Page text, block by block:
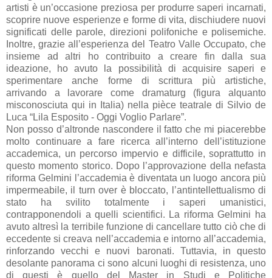
artisti è un’occasione preziosa per produrre saperi incarnati,
scoprire nuove esperienze e forme di vita, dischiudere nuovi
significati delle parole, direzioni polifoniche e polisemiche.
Inoltre, grazie all’esperienza del Teatro Valle Occupato, che
insieme ad altri ho contribuito a creare fin dalla sua
ideazione, ho avuto la possibilità di acquisire saperi e
sperimentare anche forme di scrittura più artistiche,
arrivando a lavorare come dramaturg (figura alquanto
misconosciuta qui in Italia) nella pièce teatrale di Silvio de
Luca “Lila Esposito - Oggi Voglio Parlare”.
Non posso d’altronde nascondere il fatto che mi piacerebbe
molto continuare a fare ricerca all’interno dell’istituzione
accademica, un percorso impervio e difficile, soprattutto in
questo momento storico. Dopo l’approvazione della nefasta
riforma Gelmini l’accademia è diventata un luogo ancora più
impermeabile, il turn over è bloccato, l’antintellettualismo di
stato ha svilito totalmente i saperi umanistici,
contrapponendoli a quelli scientifici. La riforma Gelmini ha
avuto altresì la terribile funzione di cancellare tutto ciò che di
eccedente si creava nell’accademia e intorno all’accademia,
rinforzando vecchi e nuovi baronati. Tuttavia, in questo
desolante panorama ci sono alcuni luoghi di resistenza, uno
di questi è quello del Master in Studi e Politiche